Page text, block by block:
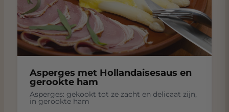
Asperges met Hollandaisesaus en
gerookte ham
Asperges: gekookt tot ze zacht en delicaat zijn,
in gerookte ham